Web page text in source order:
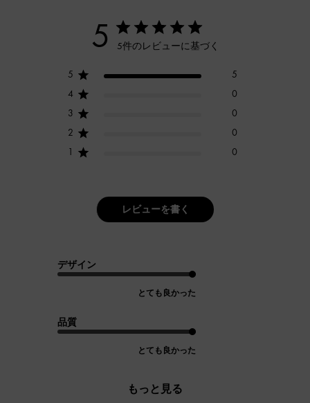
5 5件のレビューに基づく
5
5
4
0
3
0
2
0
1
0
レビューを書く
デザイン
とても良かった
品質
とても良かった
もっと見る